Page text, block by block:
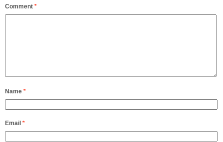
Comment *
Name *
Email *